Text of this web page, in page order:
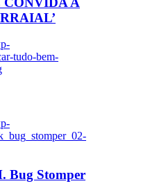
tudo-bem-
Bug Stomper